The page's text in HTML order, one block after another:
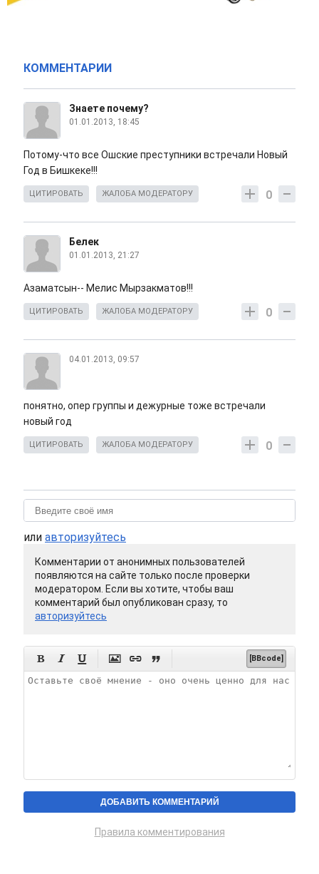
КОММЕНТАРИИ
Знаете почему?
01.01.2013, 18:45
Потому-что все Ошские преступники встречали Новый
Год в Бишкеке!!!
0
ЦИТИРОВАТЬ ЖАЛОБА МОДЕРАТОРУ
Белек
01.01.2013, 21:27
Азаматсын-- Мелис Мырзакматов!!!
0
ЦИТИРОВАТЬ ЖАЛОБА МОДЕРАТОРУ
04.01.2013, 09:57
понятно, опер группы и дежурные тоже встречали
новый год
0
ЦИТИРОВАТЬ ЖАЛОБА МОДЕРАТОРУ
или авторизуйтесь
Комментарии от анонимных пользователей
появляются на сайте только после проверки
модератором. Если вы хотите, чтобы ваш
комментарий был опубликован сразу, то
авторизуйтесь
      [BBcode]
Правила комментирования